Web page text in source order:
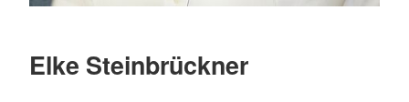
Elke Steinbrückner